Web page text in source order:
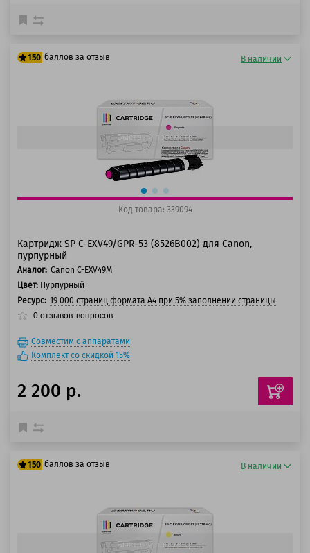
150 баллов за отзыв В наличии
Быстрый просмотр
Код товара: 339094
Картридж SP C-EXV49/GPR-53 (8526B002) для Canon,
пурпурный
Аналог: Canon C-EXV49M
Цвет: Пурпурный
Ресурс: 19 000 страниц формата А4 при 5% заполнении страницы
0 отзывов вопросов
Совместим с аппаратами
Комплект со скидкой 15%
2 200 р.
150 баллов за отзыв В наличии
Быстрый просмотр